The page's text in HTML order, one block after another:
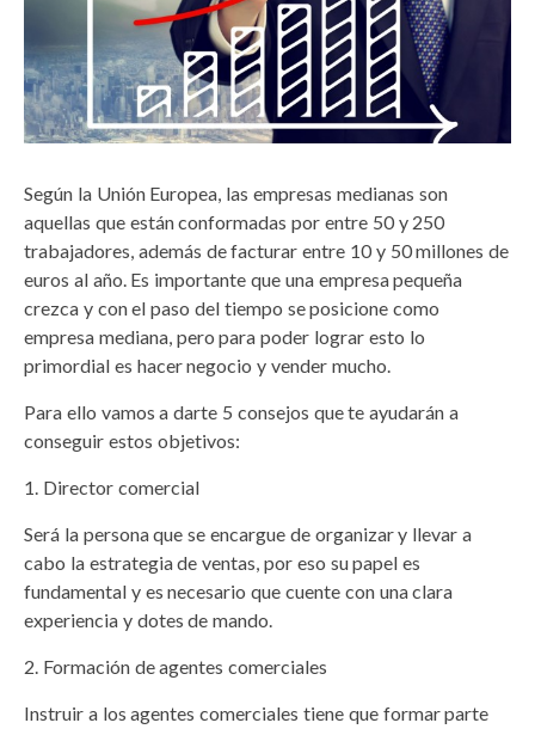
Según la Unión Europea, las empresas medianas son
aquellas que están conformadas por entre 50 y 250
trabajadores, además de facturar entre 10 y 50 millones de
euros al año. Es importante que una empresa pequeña
crezca y con el paso del tiempo se posicione como
empresa mediana, pero para poder lograr esto lo
primordial es hacer negocio y vender mucho.
Para ello vamos a darte 5 consejos que te ayudarán a
conseguir estos objetivos:
Director comercial
Será la persona que se encargue de organizar y llevar a
cabo la estrategia de ventas, por eso su papel es
fundamental y es necesario que cuente con una clara
experiencia y dotes de mando.
Formación de agentes comerciales
Instruir a los agentes comerciales tiene que formar parte